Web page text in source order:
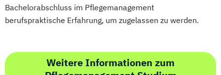
Bachelorabschluss im Pflegemanagement
berufspraktische Erfahrung, um zugelassen zu werden.
Weitere Informationen zum